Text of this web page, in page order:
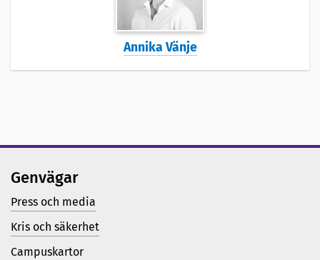
Annika Vänje
Genvägar
Press och media
Kris och säkerhet
Campuskartor